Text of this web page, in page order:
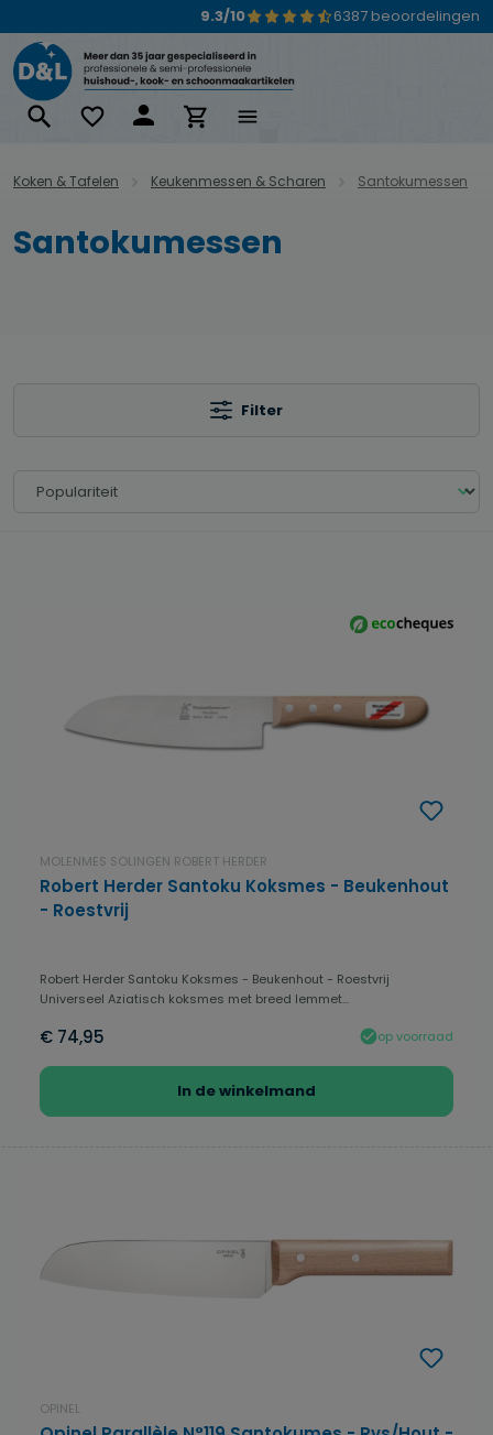
9.3/10 6387 beoordelingen
Koken & Tafelen Keukenmessen & Scharen Santokumessen
Santokumessen
Filter
MOLENMES SOLINGEN ROBERT HERDER
Robert Herder Santoku Koksmes - Beukenhout
- Roestvrij
Robert Herder Santoku Koksmes - Beukenhout - Roestvrij
Universeel Aziatisch koksmes met breed lemmet...
€ 74,95 op voorraad
In de winkelmand
OPINEL